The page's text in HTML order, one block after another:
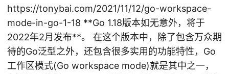
https://tonybai.com/2021/11/12/go-workspace-
mode-in-go-1-18 **Go 1.18版本如无意外，将于
2022年2月发布**。 在这个版本中，除了包含万众期
待的Go泛型之外，还包含很多实用的功能特性，Go
工作区模式(Go workspace mode)就是其中之一，